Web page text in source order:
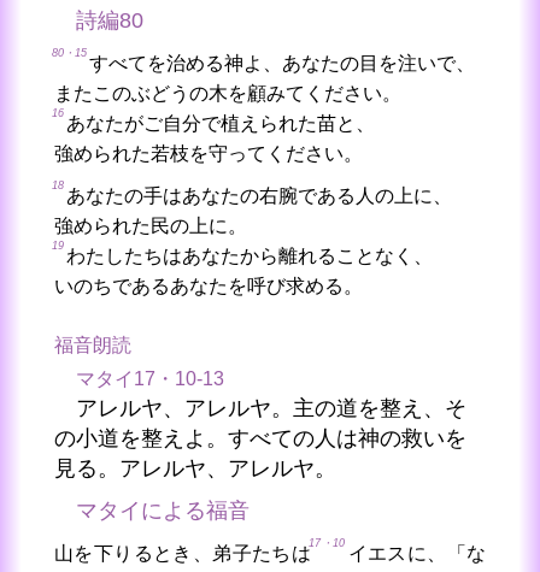
詩編80
80・15
すべてを治める神よ、あなたの目を注いで、
またこのぶどうの木を顧みてください。
16
あなたがご自分で植えられた苗と、
強められた若枝を守ってください。
18
あなたの手はあなたの右腕である人の上に、
強められた民の上に。
19
わたしたちはあなたから離れることなく、
いのちであるあなたを呼び求める。
福音朗読
マタイ17・10-13
アレルヤ、アレルヤ。主の道を整え、そ
の小道を整えよ。すべての人は神の救いを
見る。アレルヤ、アレルヤ。
マタイによる福音
山を下りるとき、弟子たちは
17・10
イエスに、「な